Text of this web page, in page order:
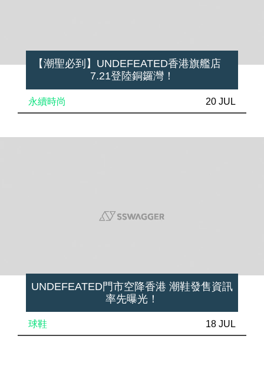
【潮聖必到】UNDEFEATED香港旗艦店
7.21登陸銅鑼灣！
永續時尚 20 JUL
UNDEFEATED門市空降香港 潮鞋發售資訊
率先曝光！
球鞋 18 JUL